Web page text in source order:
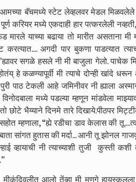
बॅचमध्ये स्टेट लेव्हलवर मेडल मिळवलेले
पूर्ण करियर मध्ये एकदाही हार पत्करलेली
याच्या बढाया तो मारीत असताना मी
करत्यात.... अगदी पार बुकणा पाडत्यात
सगळे हसले नी मी बाजुला गेलो. पाचेक
हे कळण्यापूर्वी मी त्याचे दोन्ही खांदे
पुरी पाठ टेकली आहे जमिनीवर नी ह्याला
मध्ये पडल्या म्हणून मांडवेला
छोटे भैय्याने दिनमे तारे दिखाये.पीठपर
म्हणाला, “ह्ये रडीचा डाव केलास की
सांगत हुतास की मर्दा... आनी तू झोनल
व्हायाची नी त्याच्याशी तुजी कुस्ती